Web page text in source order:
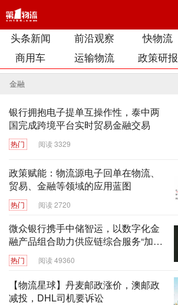
头条新闻 前沿观察 快物流
商用车
运输物流 政策研报
金融
银行拥抱电子提单互操作性，泰中两
国完成跨境平台实时贸易金融交易
热门 阅读 3329
政策赋能：物流源电子回单在物流、
贸易、金融等领域的应用蓝图
热门 阅读 2720
微众银行携手中储智运，以数字化金
融产品组合助力供应链综合服务“加速
快跑”
热门 阅读 49360
【物流星球】丹麦邮政涨价，澳邮政
减投，DHL司机要诉讼